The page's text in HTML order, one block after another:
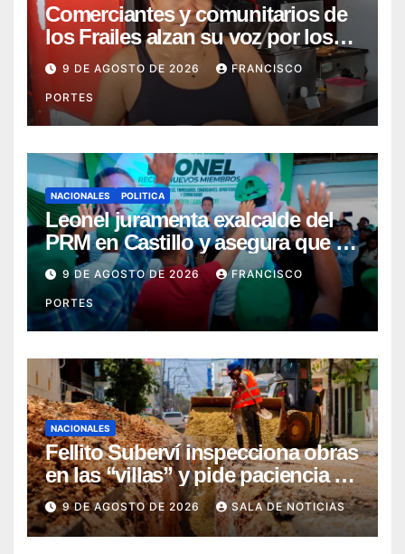
Comerciantes y comunitarios de
los Frailes alzan su voz por los
prolongados apagones
9 DE AGOSTO DE 2026 FRANCISCO
PORTES
NACIONALES POLITICA
Leonel juramenta exalcalde del
PRM en Castillo y asegura que el
Gobierno le tira “al cuello y a los
bolsillos del pueblo”
9 DE AGOSTO DE 2026 FRANCISCO
PORTES
NACIONALES
Fellito Suberví inspecciona obras
en las “villas” y pide paciencia a
comerciantes y residentes
9 DE AGOSTO DE 2026 SALA DE NOTICIAS